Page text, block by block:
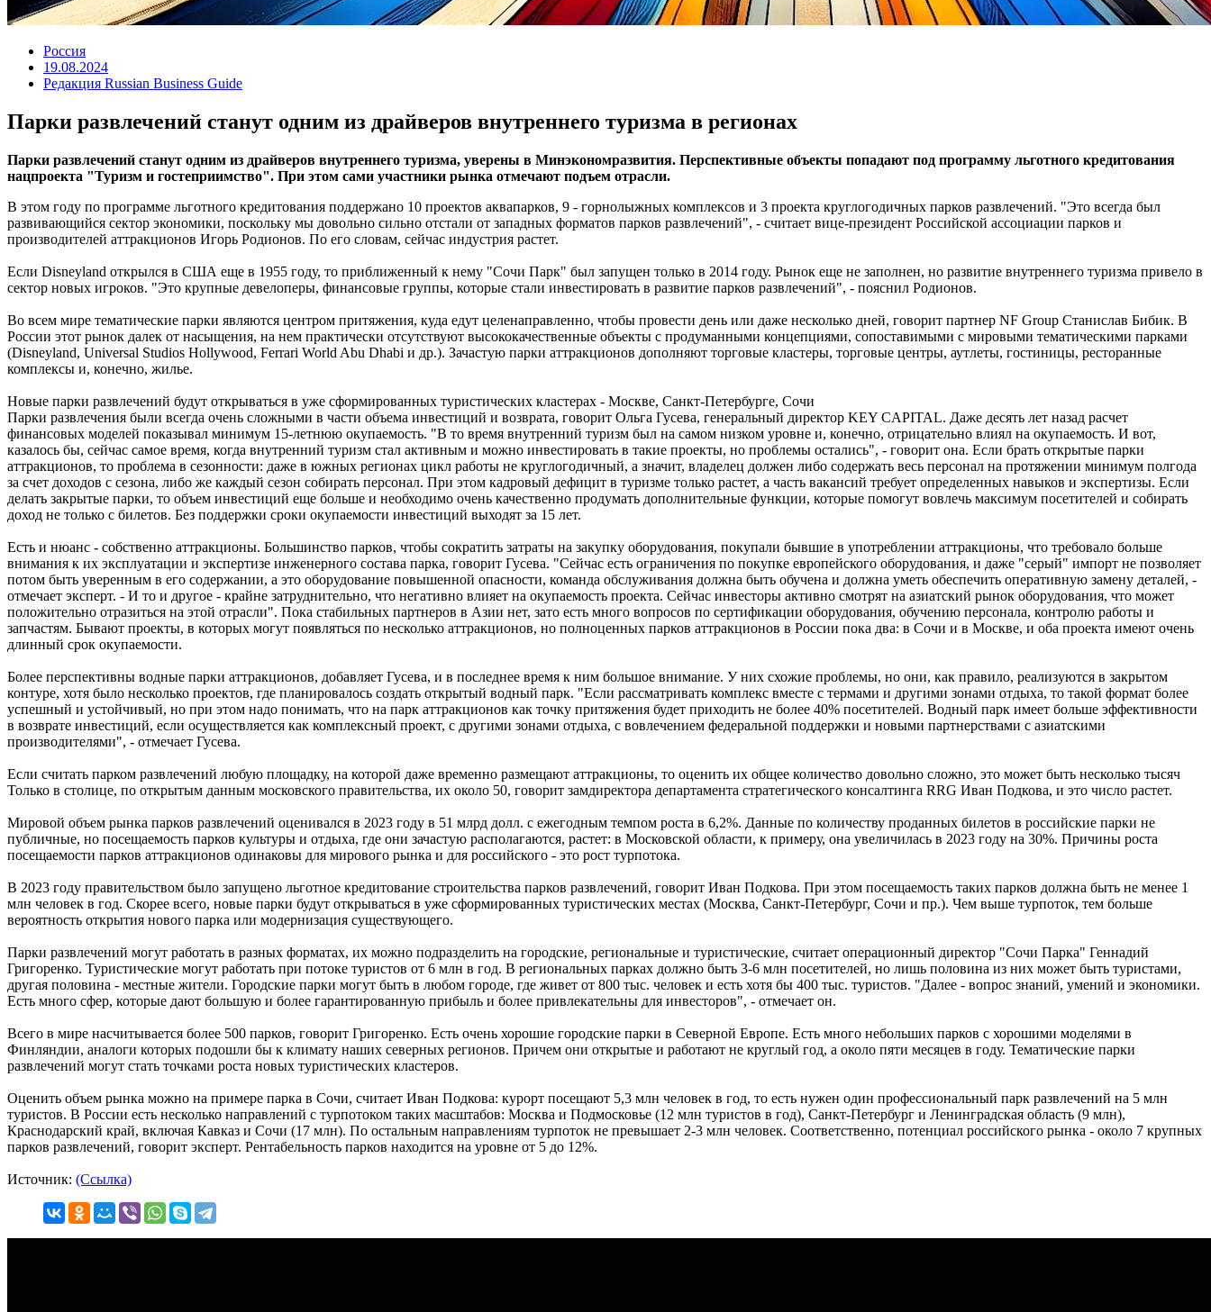
Россия
19.08.2024
Редакция Russian Business Guide
Парки развлечений станут одним из драйверов внутреннего туризма в регионах
Парки развлечений станут одним из драйверов внутреннего туризма, уверены в Минэкономразвития. Перспективные объекты попадают под программу льготного кредитования
нацпроекта "Туризм и гостеприимство". При этом сами участники рынка отмечают подъем отрасли.
В этом году по программе льготного кредитования поддержано 10 проектов аквапарков, 9 - горнолыжных комплексов и 3 проекта круглогодичных парков развлечений. "Это всегда был
развивающийся сектор экономики, поскольку мы довольно сильно отстали от западных форматов парков развлечений", - считает вице-президент Российской ассоциации парков и
производителей аттракционов Игорь Родионов. По его словам, сейчас индустрия растет.
Если Disneyland открылся в США еще в 1955 году, то приближенный к нему "Сочи Парк" был запущен только в 2014 году. Рынок еще не заполнен, но развитие внутреннего туризма привело в
сектор новых игроков. "Это крупные девелоперы, финансовые группы, которые стали инвестировать в развитие парков развлечений", - пояснил Родионов.
Во всем мире тематические парки являются центром притяжения, куда едут целенаправленно, чтобы провести день или даже несколько дней, говорит партнер NF Group Станислав Бибик. В
России этот рынок далек от насыщения, на нем практически отсутствуют высококачественные объекты с продуманными концепциями, сопоставимыми с мировыми тематическими парками
(Disneyland, Universal Studios Hollywood, Ferrari World Abu Dhabi и др.). Зачастую парки аттракционов дополняют торговые кластеры, торговые центры, аутлеты, гостиницы, ресторанные
комплексы и, конечно, жилье.
Новые парки развлечений будут открываться в уже сформированных туристических кластерах - Москве, Санкт-Петербурге, Сочи
Парки развлечения были всегда очень сложными в части объема инвестиций и возврата, говорит Ольга Гусева, генеральный директор KEY CAPITAL. Даже десять лет назад расчет
финансовых моделей показывал минимум 15-летнюю окупаемость. "В то время внутренний туризм был на самом низком уровне и, конечно, отрицательно влиял на окупаемость. И вот,
казалось бы, сейчас самое время, когда внутренний туризм стал активным и можно инвестировать в такие проекты, но проблемы остались", - говорит она. Если брать открытые парки
аттракционов, то проблема в сезонности: даже в южных регионах цикл работы не круглогодичный, а значит, владелец должен либо содержать весь персонал на протяжении минимум полгода
за счет доходов с сезона, либо же каждый сезон собирать персонал. При этом кадровый дефицит в туризме только растет, а часть вакансий требует определенных навыков и экспертизы. Если
делать закрытые парки, то объем инвестиций еще больше и необходимо очень качественно продумать дополнительные функции, которые помогут вовлечь максимум посетителей и собирать
доход не только с билетов. Без поддержки сроки окупаемости инвестиций выходят за 15 лет.
Есть и нюанс - собственно аттракционы. Большинство парков, чтобы сократить затраты на закупку оборудования, покупали бывшие в употреблении аттракционы, что требовало больше
внимания к их эксплуатации и экспертизе инженерного состава парка, говорит Гусева. "Сейчас есть ограничения по покупке европейского оборудования, и даже "серый" импорт не позволяет
потом быть уверенным в его содержании, а это оборудование повышенной опасности, команда обслуживания должна быть обучена и должна уметь обеспечить оперативную замену деталей, -
отмечает эксперт. - И то и другое - крайне затруднительно, что негативно влияет на окупаемость проекта. Сейчас инвесторы активно смотрят на азиатский рынок оборудования, что может
положительно отразиться на этой отрасли". Пока стабильных партнеров в Азии нет, зато есть много вопросов по сертификации оборудования, обучению персонала, контролю работы и
запчастям. Бывают проекты, в которых могут появляться по несколько аттракционов, но полноценных парков аттракционов в России пока два: в Сочи и в Москве, и оба проекта имеют очень
длинный срок окупаемости.
Более перспективны водные парки аттракционов, добавляет Гусева, и в последнее время к ним большое внимание. У них схожие проблемы, но они, как правило, реализуются в закрытом
контуре, хотя было несколько проектов, где планировалось создать открытый водный парк. "Если рассматривать комплекс вместе с термами и другими зонами отдыха, то такой формат более
успешный и устойчивый, но при этом надо понимать, что на парк аттракционов как точку притяжения будет приходить не более 40% посетителей. Водный парк имеет больше эффективности
в возврате инвестиций, если осуществляется как комплексный проект, с другими зонами отдыха, с вовлечением федеральной поддержки и новыми партнерствами с азиатскими
производителями", - отмечает Гусева.
Если считать парком развлечений любую площадку, на которой даже временно размещают аттракционы, то оценить их общее количество довольно сложно, это может быть несколько тысяч
Только в столице, по открытым данным московского правительства, их около 50, говорит замдиректора департамента стратегического консалтинга RRG Иван Подкова, и это число растет.
Мировой объем рынка парков развлечений оценивался в 2023 году в 51 млрд долл. с ежегодным темпом роста в 6,2%. Данные по количеству проданных билетов в российские парки не
публичные, но посещаемость парков культуры и отдыха, где они зачастую располагаются, растет: в Московской области, к примеру, она увеличилась в 2023 году на 30%. Причины роста
посещаемости парков аттракционов одинаковы для мирового рынка и для российского - это рост турпотока.
В 2023 году правительством было запущено льготное кредитование строительства парков развлечений, говорит Иван Подкова. При этом посещаемость таких парков должна быть не менее 1
млн человек в год. Скорее всего, новые парки будут открываться в уже сформированных туристических местах (Москва, Санкт-Петербург, Сочи и пр.). Чем выше турпоток, тем больше
вероятность открытия нового парка или модернизация существующего.
Парки развлечений могут работать в разных форматах, их можно подразделить на городские, региональные и туристические, считает операционный директор "Сочи Парка" Геннадий
Григоренко. Туристические могут работать при потоке туристов от 6 млн в год. В региональных парках должно быть 3-6 млн посетителей, но лишь половина из них может быть туристами,
другая половина - местные жители. Городские парки могут быть в любом городе, где живет от 800 тыс. человек и есть хотя бы 400 тыс. туристов. "Далее - вопрос знаний, умений и экономики.
Есть много сфер, которые дают большую и более гарантированную прибыль и более привлекательны для инвесторов", - отмечает он.
Всего в мире насчитывается более 500 парков, говорит Григоренко. Есть очень хорошие городские парки в Северной Европе. Есть много небольших парков с хорошими моделями в
Финляндии, аналоги которых подошли бы к климату наших северных регионов. Причем они открытые и работают не круглый год, а около пяти месяцев в году. Тематические парки
развлечений могут стать точками роста новых туристических кластеров.
Оценить объем рынка можно на примере парка в Сочи, считает Иван Подкова: курорт посещают 5,3 млн человек в год, то есть нужен один профессиональный парк развлечений на 5 млн
туристов. В России есть несколько направлений с турпотоком таких масштабов: Москва и Подмосковье (12 млн туристов в год), Санкт-Петербург и Ленинградская область (9 млн),
Краснодарский край, включая Кавказ и Сочи (17 млн). По остальным направлениям турпоток не превышает 2-3 млн человек. Соответственно, потенциал российского рынка - около 7 крупных
парков развлечений, говорит эксперт. Рентабельность парков находится на уровне от 5 до 12%.
Источник: (Ссылка)